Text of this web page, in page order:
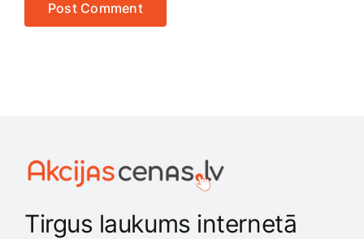
Tirgus laukums internetā